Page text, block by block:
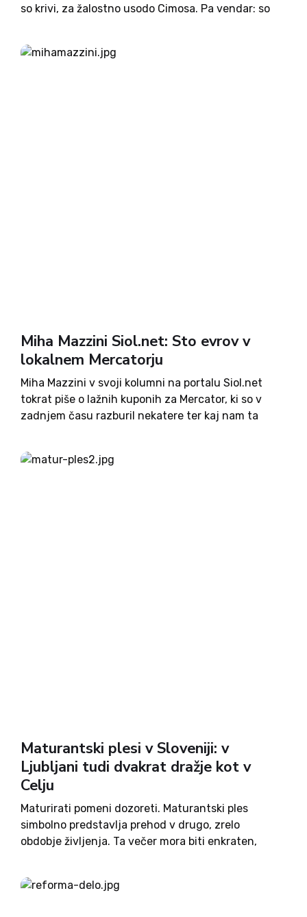
so krivi, za žalostno usodo Cimosa. Pa vendar: so
zadnji žebelj v krsto...
Miha Mazzini Siol.net: Sto evrov v
lokalnem Mercatorju
Miha Mazzini v svoji kolumni na portalu Siol.net
tokrat piše o lažnih kuponih za Mercator, ki so v
zadnjem času razburil nekatere ter kaj nam ta
Slovenstvo je do zdaj poznalo okupacijo: čez
mejo...
Maturantski plesi v Sloveniji: v
Ljubljani tudi dvakrat dražje kot v
Celju
Maturirati pomeni dozoreti. Maturantski ples
simbolno predstavlja prehod v drugo, zrelo
obdobje življenja. Ta večer mora biti enkraten,
spletni strani ene izmed agencij, ki se ukvarja z
organiziranjem maturantskih plesov. Slovesnost,